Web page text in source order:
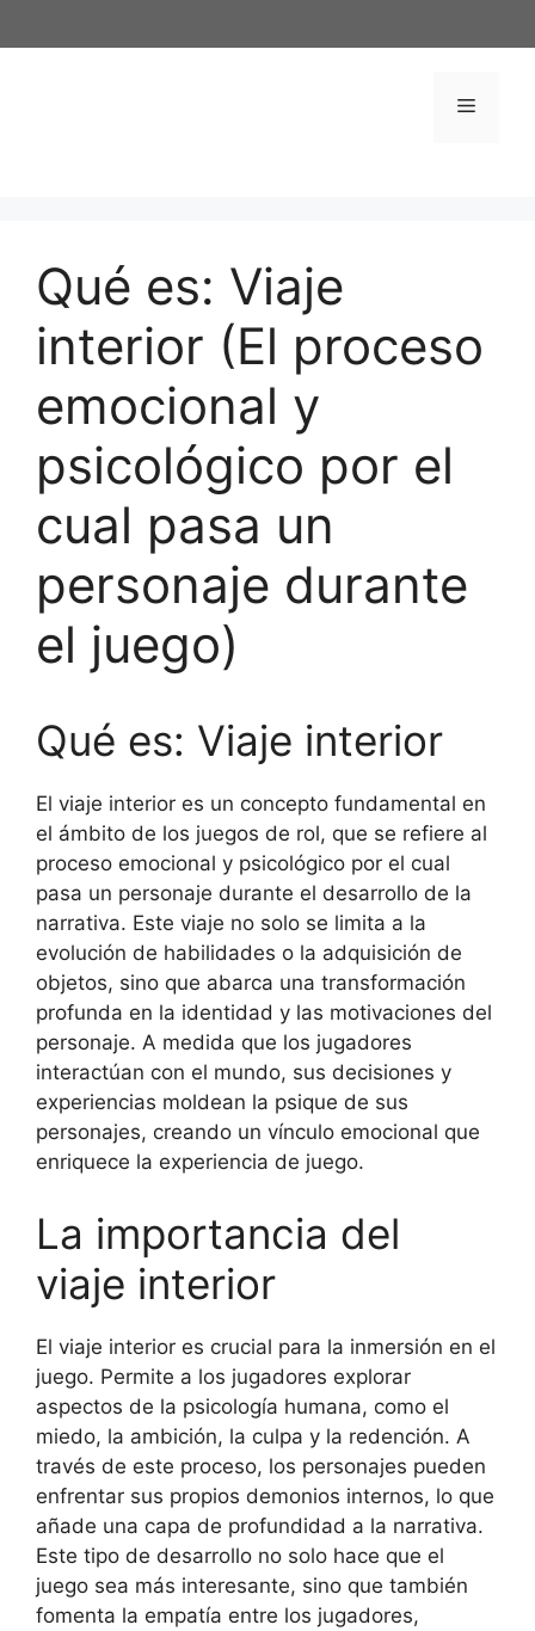
al
Menú
Qué es: Viaje
interior (El proceso
emocional y
psicológico por el
cual pasa un
personaje durante
el juego)
Qué es: Viaje interior
El viaje interior es un concepto fundamental en
el ámbito de los juegos de rol, que se refiere al
proceso emocional y psicológico por el cual
pasa un personaje durante el desarrollo de la
narrativa. Este viaje no solo se limita a la
evolución de habilidades o la adquisición de
objetos, sino que abarca una transformación
profunda en la identidad y las motivaciones del
personaje. A medida que los jugadores
interactúan con el mundo, sus decisiones y
experiencias moldean la psique de sus
personajes, creando un vínculo emocional que
enriquece la experiencia de juego.
La importancia del
viaje interior
El viaje interior es crucial para la inmersión en el
juego. Permite a los jugadores explorar
aspectos de la psicología humana, como el
miedo, la ambición, la culpa y la redención. A
través de este proceso, los personajes pueden
enfrentar sus propios demonios internos, lo que
añade una capa de profundidad a la narrativa.
Este tipo de desarrollo no solo hace que el
juego sea más interesante, sino que también
fomenta la empatía entre los jugadores,